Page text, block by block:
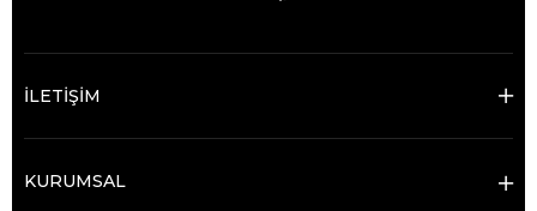
İLETİŞİM
KURUMSAL